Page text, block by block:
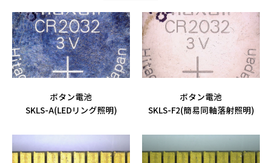
ボタン電池
SKLS-A(LEDリング照明)
ボタン電池
SKLS-F2(簡易同軸落射照明)